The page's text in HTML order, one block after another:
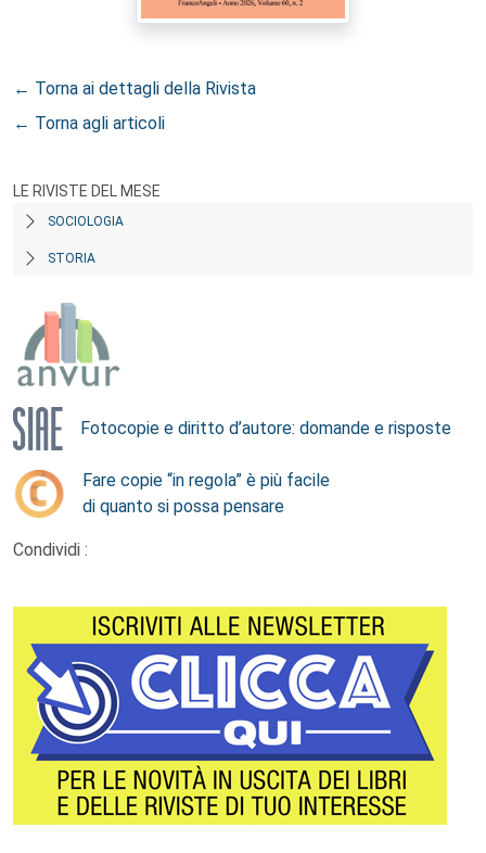
← Torna ai dettagli della Rivista
← Torna agli articoli
LE RIVISTE DEL MESE
SOCIOLOGIA
STORIA
Fotocopie e diritto d’autore: domande e risposte
Fare copie “in regola” è più facile
di quanto si possa pensare
Condividi :